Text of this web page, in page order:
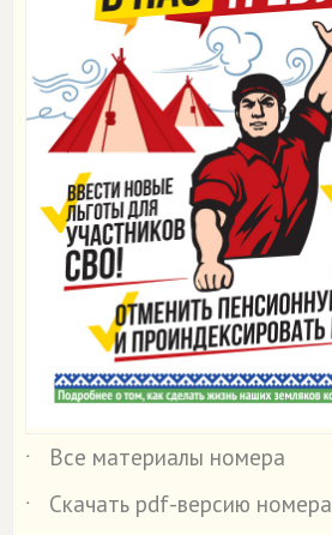
˙
Все материалы номера
˙
Скачать pdf-версию номера